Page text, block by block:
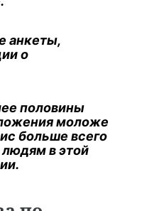
анкеты,
о
половины
моложе
больше всего
в этой